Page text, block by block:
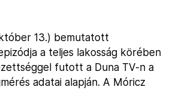
13.) bemutatott
a teljes lakosság körében
futott a Duna TV-n a
adatai alapján. A Móricz